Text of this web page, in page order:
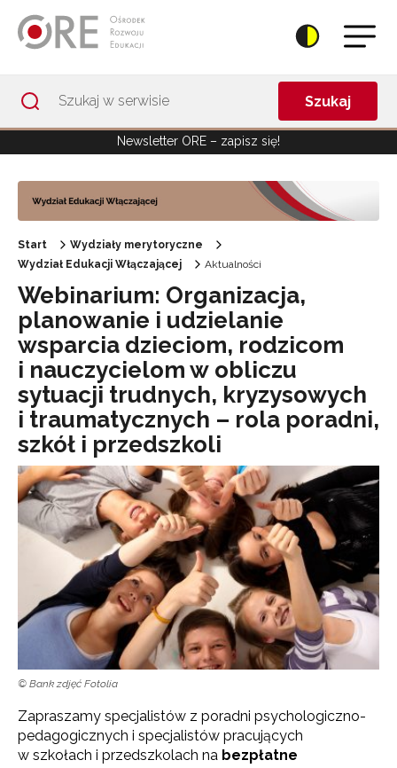
Szukaj
Newsletter ORE – zapisz się!
Start
Wydziały merytoryczne
Wydział Edukacji Włączającej
Aktualności
Webinarium: Organizacja,
planowanie i udzielanie
wsparcia dzieciom, rodzicom
i nauczycielom w obliczu
sytuacji trudnych, kryzysowych
i traumatycznych – rola poradni,
szkół i przedszkoli
© Bank zdjęć Fotolia
Zapraszamy specjalistów z poradni psychologiczno-
pedagogicznych i specjalistów pracujących
w szkołach i przedszkolach na bezpłatne